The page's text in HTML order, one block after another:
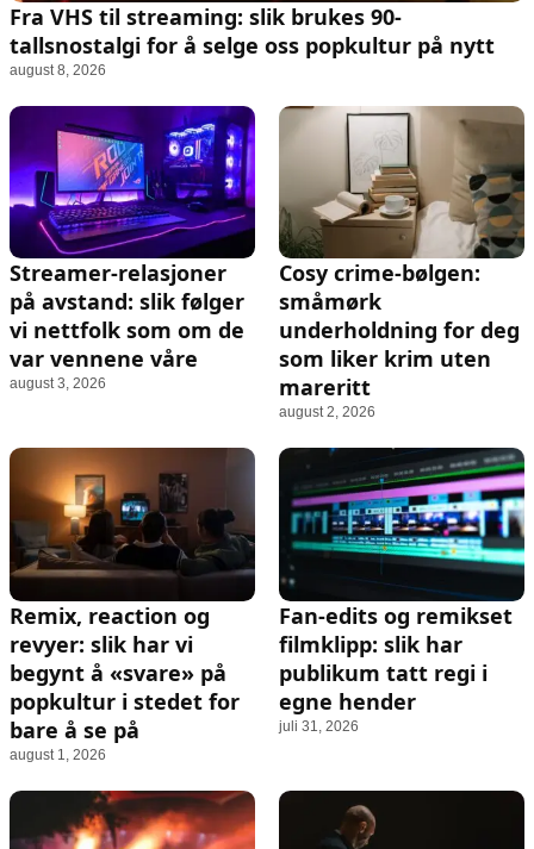
Fra VHS til streaming: slik brukes 90-
tallsnostalgi for å selge oss popkultur på nytt
august 8, 2026
Streamer-relasjoner
på avstand: slik følger
vi nettfolk som om de
var vennene våre
august 3, 2026
Cosy crime-bølgen:
småmørk
underholdning for deg
som liker krim uten
mareritt
august 2, 2026
Remix, reaction og
revyer: slik har vi
begynt å «svare» på
popkultur i stedet for
bare å se på
august 1, 2026
Fan-edits og remikset
filmklipp: slik har
publikum tatt regi i
egne hender
juli 31, 2026